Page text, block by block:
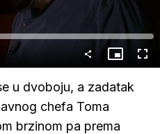
Gledaj
Slika
u
u dvoboju, a zadatak
chefa Toma
brzinom pa prema